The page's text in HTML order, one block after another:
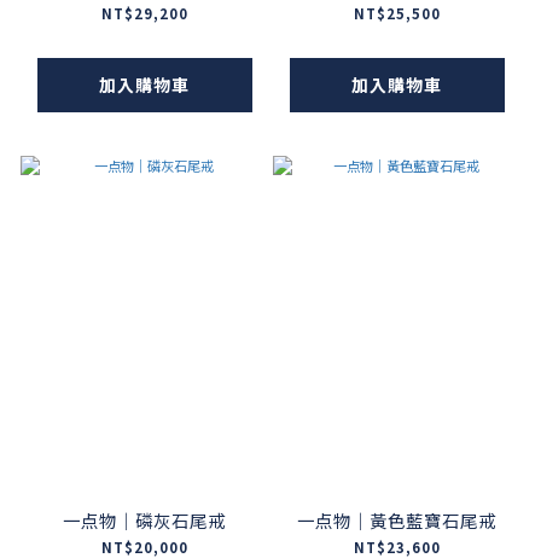
NT$29,200
加入購物車
NT$25,500
加入購物車
一点物｜磷灰石尾戒
NT$20,000
一点物｜黃色藍寶石尾戒
NT$23,600